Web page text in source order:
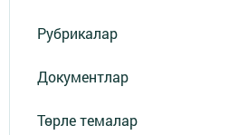
Рубрикалар
Документлар
Төрле темалар